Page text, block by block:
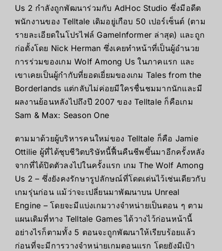
Us 2 กำลังถูกพัฒนาร่วมกับ AdHoc Studio ซึ่งมีอดีต
พนักงานของTelltale เดิมอยู่เกือบ 50 เปอร์เซ็นต์ (ตาม
รายละเอียดในโปรไฟล์ GameInformer ล่าสุด) และถูก
ก่อตั้งโดย Nick Herman ซึ่งเคยทำหน้าที่เป็นผู้อำนวย
การร่วมของเกมWolf Among Usในภาคแรก และ
เขาเคยเป็นผู้กำกับที่ยอดเยี่ยมของเกม Tales from the
Borderlands แต่กลับไม่ค่อยมีใครชื่นชมมากนักและมี
ผลงานย้อนหลังไปถึงปี 2007 ของTelltale ก็คือเกม
Sam & Max: Season One
ตามมาด้วยผู้บริหารคนใหม่ของ Telltale ก็คือ Jamie
Ottilie ผู้ที่ได้ชุบชีวิตบริษัทนี้ฟื้นคืนชีพขึ้นมาอีกครั้งหลัง
จากที่ได้ปิดตัวลงไปในครั้งแรก เกมThe Wolf Among
Us 2 – ซึ่งยังคงรักษารูปลักษณ์ที่โดดเด่นไว้เช่นเดียวกับ
เกมรุ่นก่อน แม้ว่าจะเปลี่ยนมาพัฒนาบน Unreal
Engine –โดยจะมีแบ่งเกมวางจำหน่ายเป็นตอน ๆ ตาม
แผนเดิมที่ทาง Telltale Gamesได้วางไว้ก่อนหน้านี้
อย่างไรก็ตามทั้ง 5 ตอนจะถูกพัฒนาให้เรียบร้อยแล้ว
ก่อนที่จะมีการวางจำหน่ายเกมตอนแรก โดยยังมีเป้า